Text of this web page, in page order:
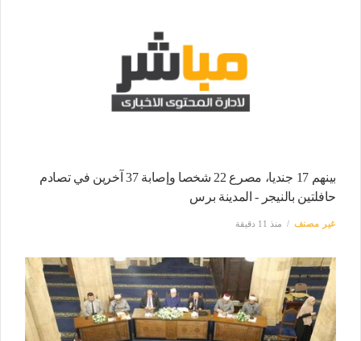
بينهم 17 جنديا، مصرع 22 شخصا وإصابة 37 آخرين في تصادم
حافلتين بالنيجر - المدينة برس
غير مصنف منذ 11 دقيقة